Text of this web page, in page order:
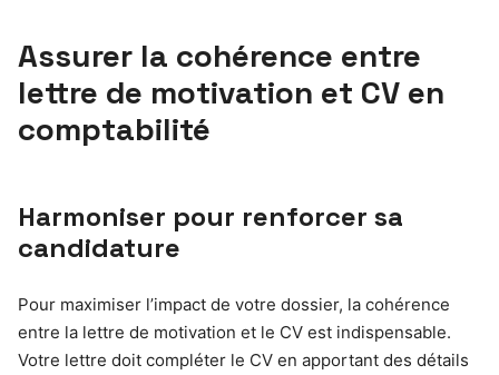
Assurer la cohérence entre
lettre de motivation et CV en
comptabilité
Harmoniser pour renforcer sa
candidature
Pour maximiser l’impact de votre dossier, la cohérence
entre la lettre de motivation et le CV est indispensable.
Votre lettre doit compléter le CV en apportant des détails